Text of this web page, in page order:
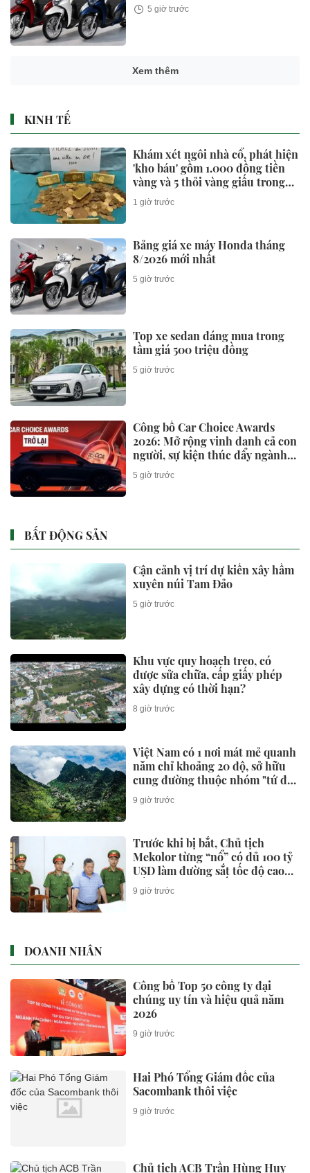
5 giờ trước
Xem thêm
KINH TẾ
Khám xét ngôi nhà cổ, phát hiện
'kho báu' gồm 1.000 đồng tiền
vàng và 5 thỏi vàng giấu trong
nhiều ngăn bí mật - giá trị hơn
18 tỷ đồng
1 giờ trước
Bảng giá xe máy Honda tháng
8/2026 mới nhất
5 giờ trước
Top xe sedan đáng mua trong
tầm giá 500 triệu đồng
5 giờ trước
Công bố Car Choice Awards
2026: Mở rộng vinh danh cả con
người, sự kiện thúc đẩy ngành
xe Việt Nam
5 giờ trước
BẤT ĐỘNG SẢN
Cận cảnh vị trí dự kiến xây hầm
xuyên núi Tam Đảo
5 giờ trước
Khu vực quy hoạch treo, có
được sửa chữa, cấp giấy phép
xây dựng có thời hạn?
8 giờ trước
Việt Nam có 1 nơi mát mẻ quanh
năm chỉ khoảng 20 độ, sở hữu
cung đường thuộc nhóm "tứ đại
đỉnh đèo", được Oscar du lịch
vinh danh liên tục
9 giờ trước
Trước khi bị bắt, Chủ tịch
Mekolor từng “nổ” có đủ 100 tỷ
USD làm đường sắt tốc độ cao
Bắc - Nam như thế nào?
9 giờ trước
DOANH NHÂN
Công bố Top 50 công ty đại
chúng uy tín và hiệu quả năm
2026
9 giờ trước
Hai Phó Tổng Giám đốc của
Sacombank thôi việc
9 giờ trước
Chủ tịch ACB Trần Hùng Huy